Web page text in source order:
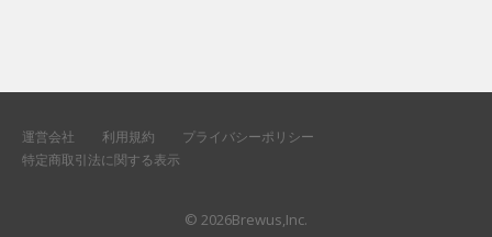
運営会社 利用規約
プライバシーポリシー
特定商取引法に関する表示
© 2026Brewus,Inc.